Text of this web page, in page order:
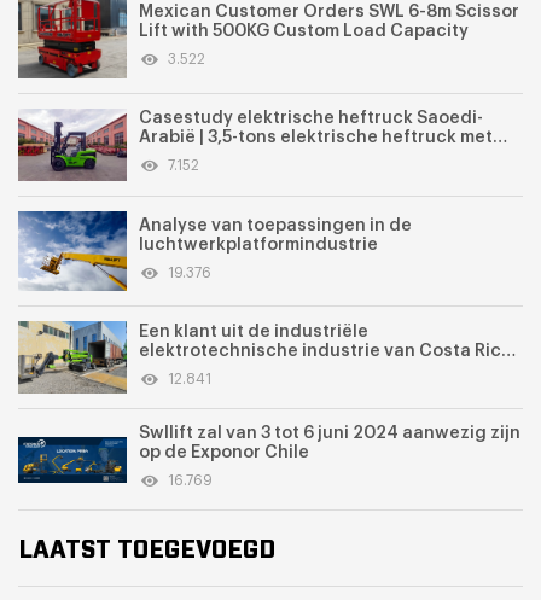
Mexican Customer Orders SWL 6-8m Scissor
Lift with 500KG Custom Load Capacity
3.522
Casestudy elektrische heftruck Saoedi-
Arabië | 3,5-tons elektrische heftruck met
roterende duwer voor een meelfabriek
7.152
Analyse van toepassingen in de
luchtwerkplatformindustrie
19.376
Een klant uit de industriële
elektrotechnische industrie van Costa Rica
heeft met succes Swllift-
hoogwerkerapparatuur aangeschaft
12.841
Swllift zal van 3 tot 6 juni 2024 aanwezig zijn
op de Exponor Chile
16.769
LAATST TOEGEVOEGD